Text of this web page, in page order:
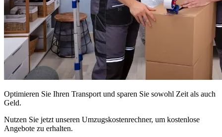
Optimieren Sie Ihren Transport und sparen Sie sowohl Zeit als auch
Geld.
Nutzen Sie jetzt unseren Umzugskostenrechner, um kostenlose
Angebote zu erhalten.